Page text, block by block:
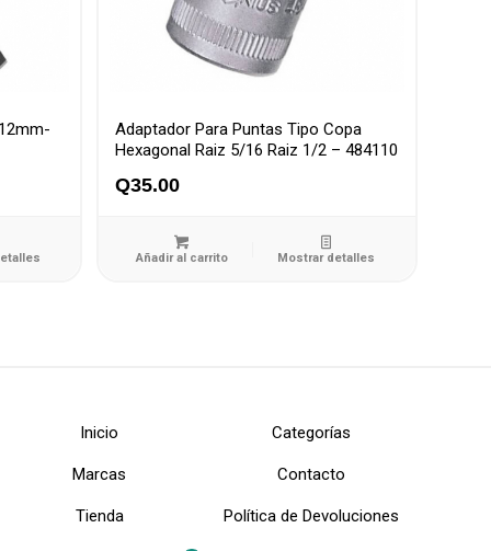
Adaptador Para Puntas Tipo Copa
Hexagonal Raiz 5/16 Raiz 1/2 – 484110
Q35.00
Añadir al carrito Mostrar detalles
Inicio Categorías
Marcas Contacto
Tienda Política de Devoluciones